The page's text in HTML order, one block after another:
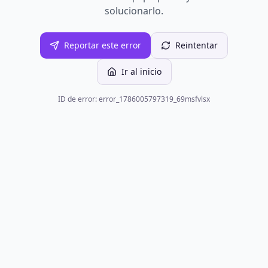
solucionarlo.
Reportar este error Reintentar
Ir al inicio
ID de error: error_1786005797319_69msfvlsx